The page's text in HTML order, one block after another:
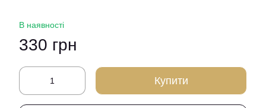
В наявності
330 грн
Купити